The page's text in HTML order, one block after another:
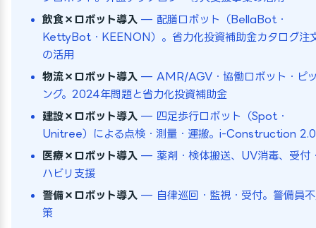
飲食×ロボット導入 — 配膳ロボット（BellaBot・
KettyBot・KEENON）。省力化投資補助金カタログ注
の活用
物流×ロボット導入 — AMR/AGV・協働ロボット・ピ
ング。2024年問題と省力化投資補助金
建設×ロボット導入 — 四足歩行ロボット（Spot・
Unitree）による点検・測量・運搬。i-Construction 2.0
医療×ロボット導入 — 薬剤・検体搬送、UV消毒、受付
ハビリ支援
警備×ロボット導入 — 自律巡回・監視・受付。警備員
策